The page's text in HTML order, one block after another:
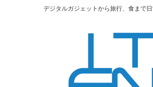
デジタルガジェットから旅行、食まで